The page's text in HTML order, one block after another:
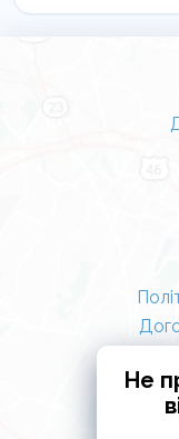
Не